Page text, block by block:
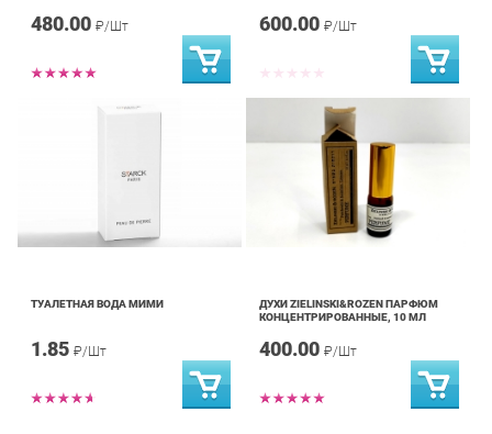
480.00 ₽/Шт 600.00 ₽/Шт
ТУАЛЕТНАЯ ВОДА МИМИ
1.85 ₽/Шт
ДУХИ ZIELINSKI&ROZEN ПАРФЮМ
КОНЦЕНТРИРОВАННЫЕ, 10 МЛ
400.00 ₽/Шт